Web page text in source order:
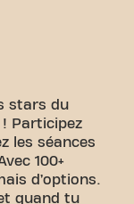
stars du
Participez
les séances
100+
d’options.
quand tu